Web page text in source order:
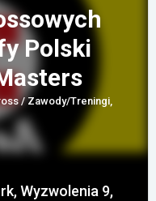
Polski
/ Zawody/Treningi,
Wyzwolenia 9,